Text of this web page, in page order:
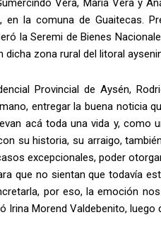
Vera, María Vera y
la comuna de Guaitecas.
la Seremi de Bienes
zona rural del litoral
Provincial de Aysén,
entregar la buena noticia
acá toda una vida y, como
su historia, su arraigo,
excepcionales, poder
que no sientan que todavía
por eso, la emoción
Irina Morend Valdebenito,